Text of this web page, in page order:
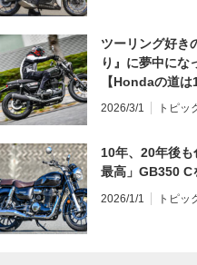
ツーリング好き
り』に夢中にな
【Hondaの道
インプレ・レビ
2026/3/1 トピッ
10年、20年後
最高」GB350 C
2026/1/1 トピッ